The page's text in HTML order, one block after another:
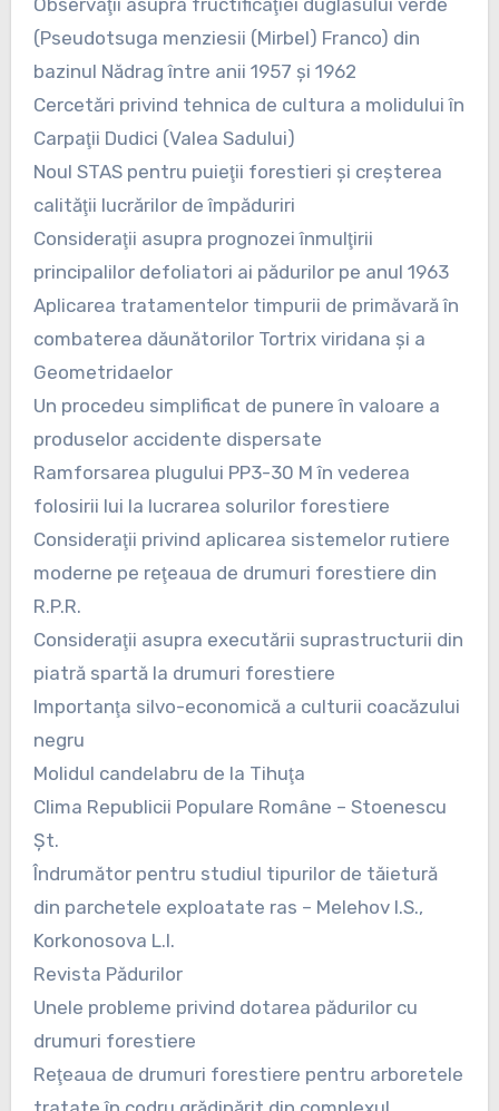
(Pseudotsuga menziesii (Mirbel) Franco) din
bazinul Nădrag între anii 1957 şi 1962
Cercetări privind tehnica de cultura a molidului în
Carpaţii Dudici (Valea Sadului)
Noul STAS pentru puieţii forestieri şi creşterea
calităţii lucrărilor de împăduriri
Consideraţii asupra prognozei înmulţirii
principalilor defoliatori ai pădurilor pe anul 1963
Aplicarea tratamentelor timpurii de primăvară în
combaterea dăunătorilor Tortrix viridana şi a
Geometridaelor
Un procedeu simplificat de punere în valoare a
produselor accidente dispersate
Ramforsarea plugului PP3-30 M în vederea
folosirii lui la lucrarea solurilor forestiere
Consideraţii privind aplicarea sistemelor rutiere
moderne pe reţeaua de drumuri forestiere din
R.P.R.
Consideraţii asupra executării suprastructurii din
piatră spartă la drumuri forestiere
Importanţa silvo-economică a culturii coacăzului
negru
Molidul candelabru de la Tihuţa
Clima Republicii Populare Române – Stoenescu
Şt.
Îndrumător pentru studiul tipurilor de tăietură
din parchetele exploatate ras – Melehov I.S.,
Korkonosova L.I.
Revista Pădurilor
Unele probleme privind dotarea pădurilor cu
drumuri forestiere
Reţeaua de drumuri forestiere pentru arboretele